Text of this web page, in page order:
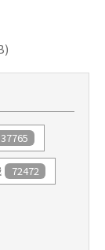
37765
72472